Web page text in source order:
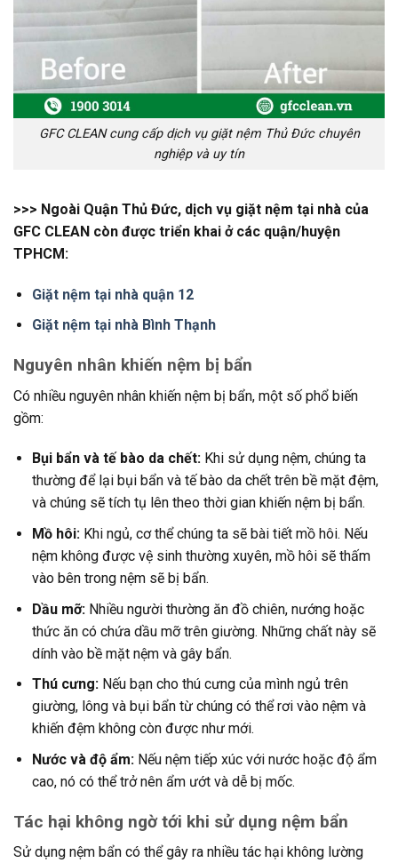
GFC CLEAN cung cấp dịch vụ giặt nệm Thủ Đức chuyên
nghiệp và uy tín
>>> Ngoài Quận Thủ Đức, dịch vụ giặt nệm tại nhà của
GFC CLEAN còn được triển khai ở các quận/huyện
TPHCM:
Giặt nệm tại nhà quận 12
Giặt nệm tại nhà Bình Thạnh
Nguyên nhân khiến nệm bị bẩn
Có nhiều nguyên nhân khiến nệm bị bẩn, một số phổ biến
gồm:
Bụi bẩn và tế bào da chết:Khi sử dụng nệm, chúng ta
thường để lại bụi bẩn và tế bào da chết trên bề mặt đệm,
và chúng sẽ tích tụ lên theo thời gian khiến nệm bị bẩn.
Mồ hôi:Khi ngủ, cơ thể chúng ta sẽ bài tiết mồ hôi. Nếu
nệm không được vệ sinh thường xuyên, mồ hôi sẽ thấm
vào bên trong nệm sẽ bị bẩn.
Dầu mỡ:Nhiều người thường ăn đồ chiên, nướng hoặc
thức ăn có chứa dầu mỡ trên giường. Những chất này sẽ
dính vào bề mặt nệm và gây bẩn.
Thú cưng:Nếu bạn cho thú cưng của mình ngủ trên
giường, lông và bụi bẩn từ chúng có thể rơi vào nệm và
khiến đệm không còn được như mới.
Nước và độ ẩm:Nếu nệm tiếp xúc với nước hoặc độ ẩm
cao, nó có thể trở nên ẩm ướt và dễ bị mốc.
Tác hại không ngờ tới khi sử dụng nệm bẩn
Sử dụng nệm bẩn có thể gây ra nhiều tác hại không lường